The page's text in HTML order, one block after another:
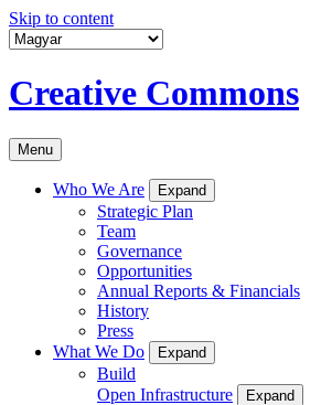
Skip to content
Creative Commons
Menu
Who We Are Expand
Strategic Plan
Team
Governance
Opportunities
Annual Reports & Financials
History
Press
What We Do
Expand
Build
Open Infrastructure
Expand